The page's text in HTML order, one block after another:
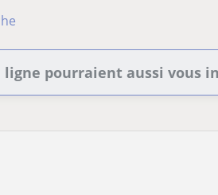
ligne pourraient aussi vous